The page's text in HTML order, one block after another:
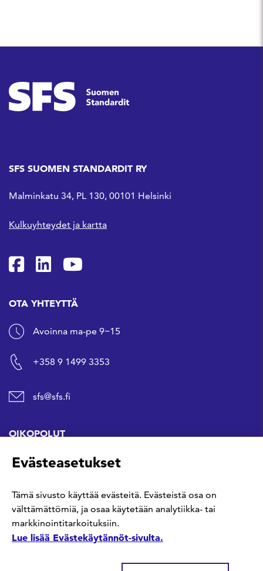
SFS SUOMEN STANDARDIT RY
Malminkatu 34, PL 130, 00101 Helsinki
Kulkuyhteydet ja kartta
SFS Facebookissa
SFS Linkedinissä
SFS Youtubessa
OTA YHTEYTTÄ
Avoinna ma-pe 9−15
+358 9 1499 3353
sfs@sfs.fi
OIKOPOLUT
Hanki standardi
Kommentoi tekeillä olevia standardeja
Evästeasetukset
Tämä sivusto käyttää evästeitä. Evästeistä osa on
välttämättömiä, ja osaa käytetään analytiikka- tai
markkinointitarkoituksiin.
Lue lisää Evästekäytännöt-sivulta.